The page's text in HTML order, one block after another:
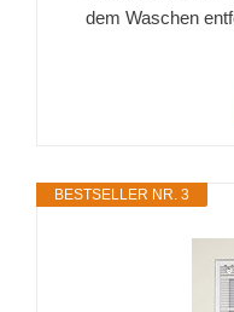
dem Waschen
BESTSELLER NR. 3